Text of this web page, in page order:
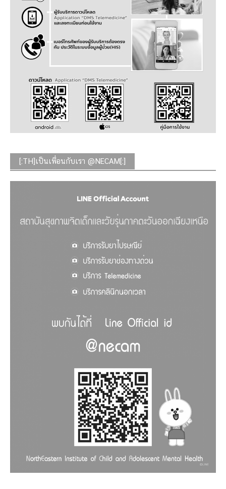
[:TH]เป็นเพื่อนกับเรา @NECAM[:]